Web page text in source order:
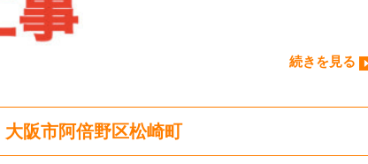
続きを見る
阪市阿倍野区松崎町